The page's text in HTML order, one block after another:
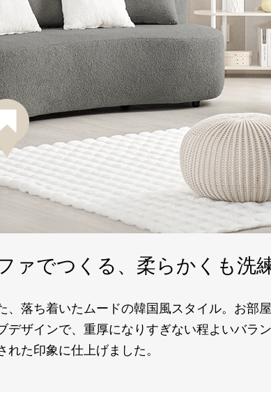
ラビットファー調
ラグ
¥9,998(税込)
ァでつくる、 柔らかくも洗
、落ち着いたムードの韓国風スタイル。お部
デザインで、重厚になりすぎない程よいバラ
た印象に仕上げました。